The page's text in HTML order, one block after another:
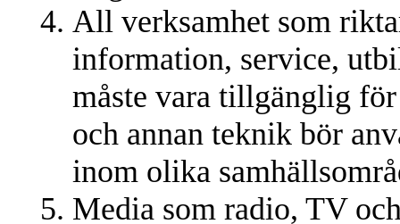
All verksamhet som
information, service,
måste vara tillgänglig
och annan teknik bör
inom olika
Media som radio, TV